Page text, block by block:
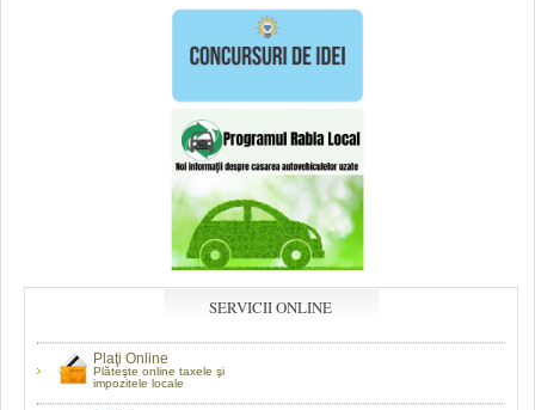
SERVICII ONLINE
Plaţi Online
Plăteşte online taxele şi
impozitele locale